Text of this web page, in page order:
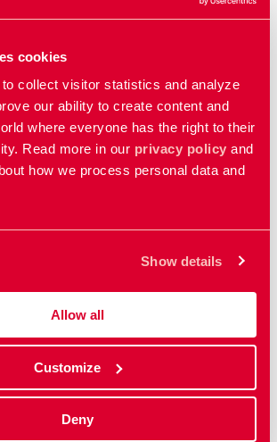
cookies
collect visitor statistics and analyze
our ability to create content and
where everyone has the right to their
Read more in our privacy policy and
how we process personal data and
Show details
Allow all
Customize
Deny
Przemoc seksualna
Sexual violence
Genital mutilation
Opresja i przemoc motywowana honorem